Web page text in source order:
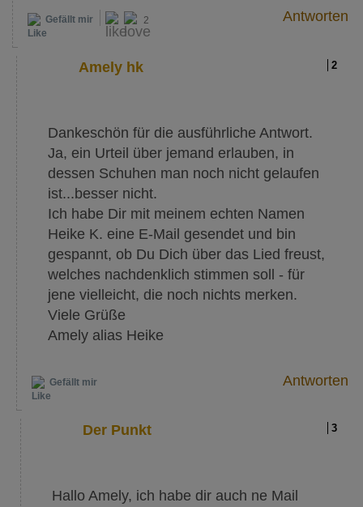
Gefällt mir 2 Antworten
2
Amely hk
Dankeschön für die ausführliche Antwort.
Ja, ein Urteil über jemand erlauben, in
dessen Schuhen man noch nicht gelaufen
ist...besser nicht.
Ich habe Dir mit meinem echten Namen
Heike K. eine E-Mail gesendet und bin
gespannt, ob Du Dich über das Lied freust,
welches nachdenklich stimmen soll - für
jene vielleicht, die noch nichts merken.
Viele Grüße
Amely alias Heike
Gefällt mir Antworten
3
Der Punkt
Hallo Amely, ich habe dir auch ne Mail